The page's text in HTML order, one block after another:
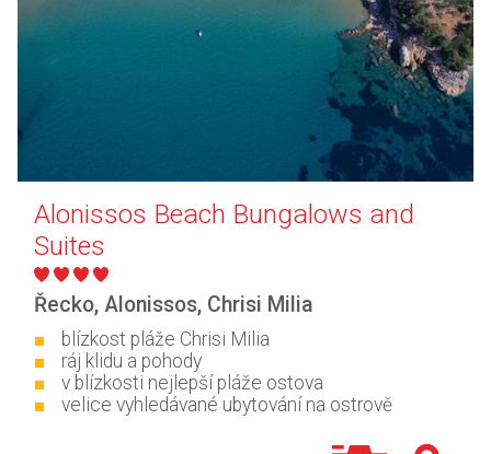
Alonissos Beach Bungalows and
Suites
Řecko,Alonissos, Chrisi Milia
blízkost pláže Chrisi Milia
ráj klidu a pohody
v blízkosti nejlepší pláže ostova
velice vyhledávané ubytování na ostrově